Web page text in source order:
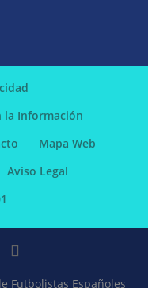
la Información
Mapa Web
Aviso Legal
Futbolistas Españoles